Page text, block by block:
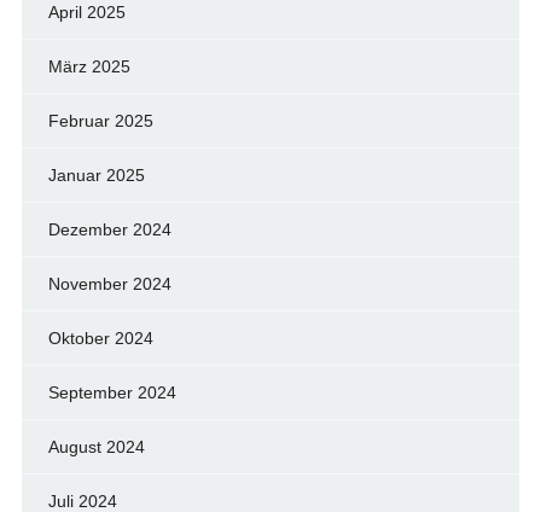
April 2025
März 2025
Februar 2025
Januar 2025
Dezember 2024
November 2024
Oktober 2024
September 2024
August 2024
Juli 2024